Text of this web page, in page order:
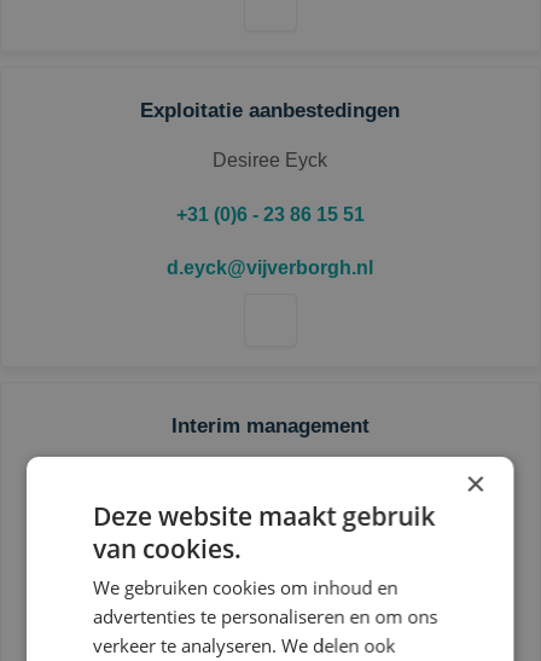
Exploitatie aanbestedingen
Desiree Eyck
+31 (0)6 - 23 86 15 51
d.eyck@vijverborgh.nl
Interim management
+31 (0)6 - 13 19 13 65
interim@vijverborgh.nl
×
Deze website maakt gebruik
van cookies.
We gebruiken cookies om inhoud en
advertenties te personaliseren en om ons
verkeer te analyseren. We delen ook